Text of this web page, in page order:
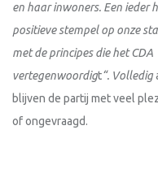
en haar inwoners. Een ieder
positieve stempel op onze
met de principes die het CDA
vertegenwoordigt“. Volledig
blijven de partij met veel
of ongevraagd.